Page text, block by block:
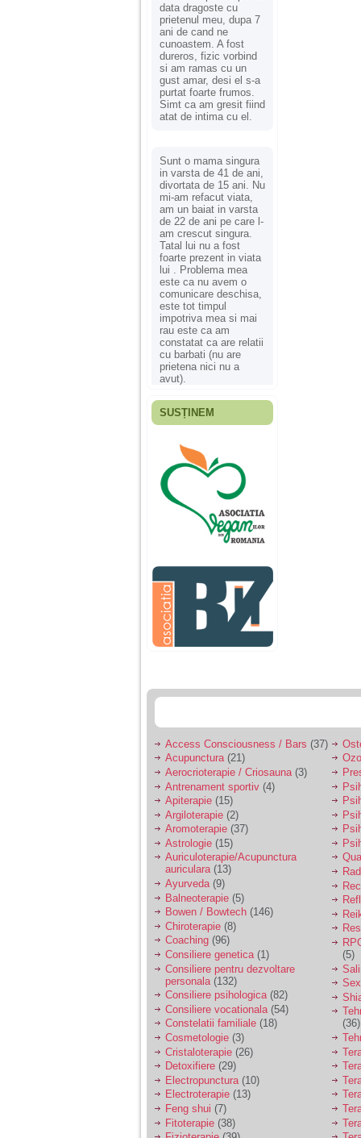
data dragoste cu
prietenul meu, dupa 7
ani de cand ne
cunoastem. A fost
dureros, fizic vorbind
si am ramas cu un
gust amar, desi el s-a
purtat foarte frumos.
Simt ca am gresit fiind
atat de intima cu el.
Sunt o mama singura
in varsta de 41 de ani,
divortata de 15 ani. Nu
mi-am refacut viata,
am un baiat in varsta
de 22 de ani pe care l-
am crescut singura.
Tatal lui nu a fost
foarte prezent in viata
lui . Problema mea
este ca nu avem o
comunicare deschisa,
este tot timpul
impotriva mea si mai
rau este ca am
constatat ca are relatii
cu barbati (nu are
prietena nici nu a
avut).
Fiica mea s-a nascut
ani, privind in urma
realizez cat de multe
greseli am facut in
educatia si cresterea
ei, am fost o mama
egoista, preocupata
de implinirea
profesionala, cand ea
era mica am neglijat-
agresiva, orice
greseala era taxata cu
o palma sau pedepse.
De 4 ani am o relatie
serioasa cu un barbat
sa se manifeste o
Ma aflu aici pentru ca
vreau sa stiu daca am
nevoie de un psiholog
sau psihiatru.
Sunt casatorita, am
31 de ani si un copil in
varsta de 2 ani care
mi-e lumina ochilor.
De ceva timp simt ca
mi s-a adunat
oboseala, o oboseala
cronica de care nu pot
scapa si simt ca din
cauza ei nu pot
controla nervii si
cateodata are copilul
de suferit.
Am o bariera peste
care nu pot trece:
prietena mea a ramas
insarcinata cu o fata.
Am fost de comun
acord sa facem un
copil, cu gandul ca e
baiat.
SUSȚINEM
Access Consciousness / Bars (37)
Acupunctura(21)
Aerocrioterapie / Criosauna (3)
Antrenament sportiv (4)
Apiterapie (15)
Argiloterapie (2)
Aromoterapie (37)
Astrologie (15)
Auriculoterapie/Acupunctura
auriculara(13)
Ayurveda(9)
Balneoterapie (5)
Bowen / Bowtech (146)
Chiroterapie (8)
Coaching (96)
Consiliere genetica(1)
Consiliere pentru dezvoltare
personala (132)
Consiliere psihologica(82)
Consiliere vocationala (54)
Constelatii familiale (18)
Cosmetologie (3)
Cristaloterapie (26)
Detoxifiere (29)
Electropunctura (10)
Electroterapie (13)
Feng shui (7)
Fitoterapie (38)
(5)
(36)